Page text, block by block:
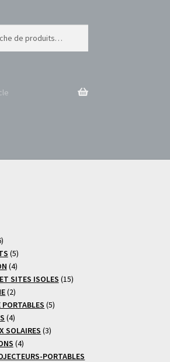
6
produits
55
produits
44
produits
SITES ISOLES 1515
22
produits 55
44
produits
SOLAIRES 33
44
produitsPORTABLES